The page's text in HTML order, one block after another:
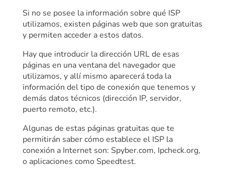
Si no se posee la información sobre qué ISP
utilizamos, existen páginas web que son gratuitas
y permiten acceder a estos datos.
Hay que introducir la dirección URL de esas
páginas en una ventana del navegador que
utilizamos, y allí mismo aparecerá toda la
información del tipo de conexión que tenemos y
demás datos técnicos (dirección IP, servidor,
puerto remoto, etc.).
Algunas de estas páginas gratuitas que te
permitirán saber cómo establece el ISP la
conexión a Internet son: Spyber.com, Ipcheck.org,
o aplicaciones como Speedtest.